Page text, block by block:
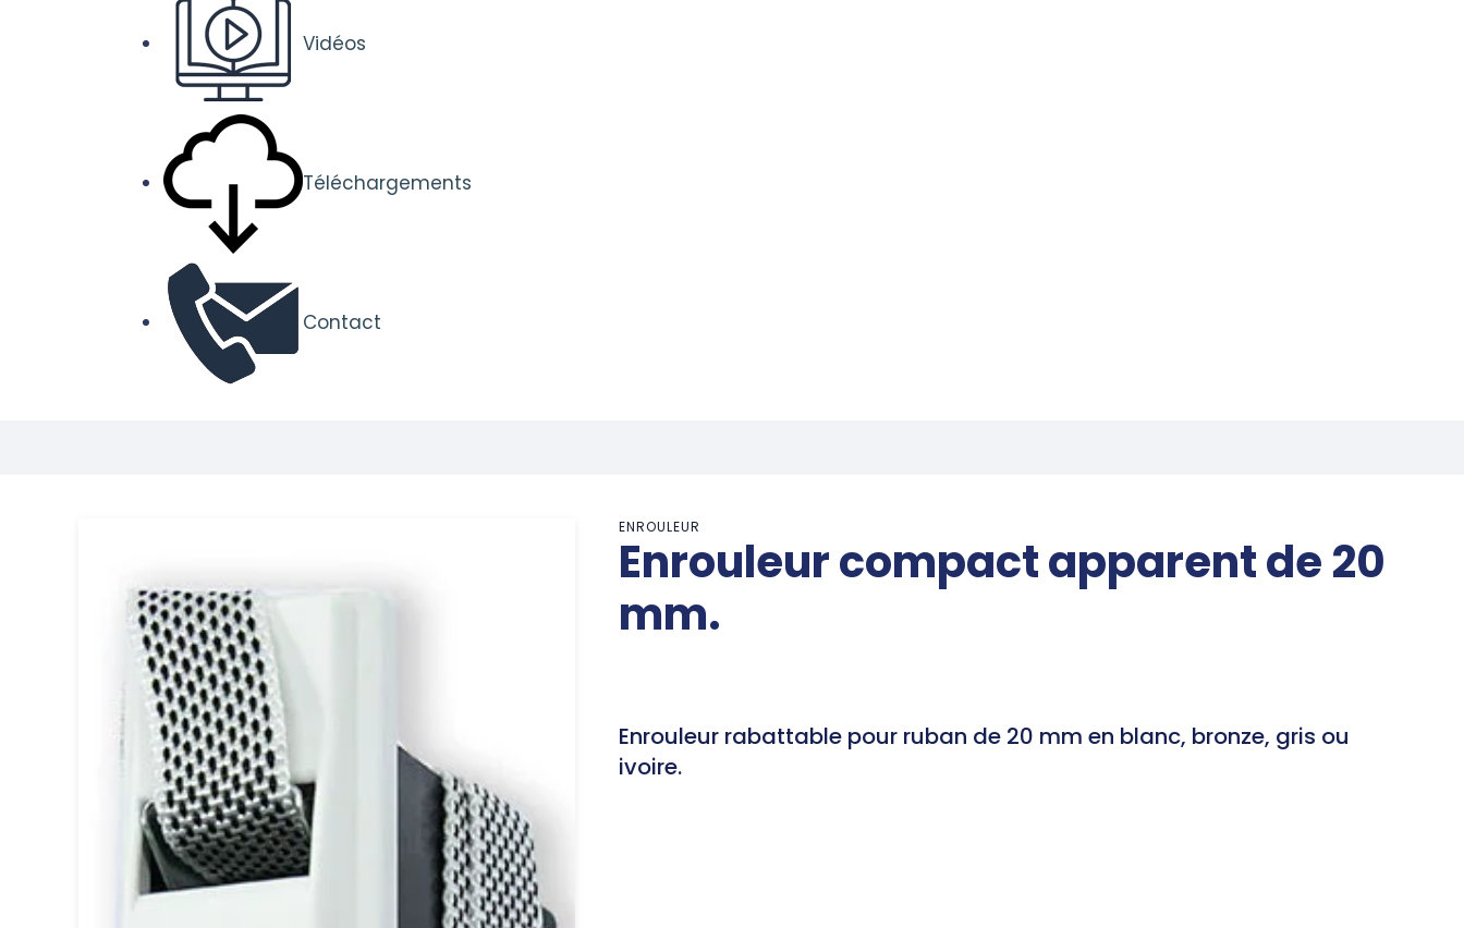
Vidéos
Téléchargements
Contact
ENROULEUR
Enrouleur compact apparent de 20
mm.
Enrouleur rabattable pour ruban de 20 mm en blanc, bronze, gris ou
ivoire.